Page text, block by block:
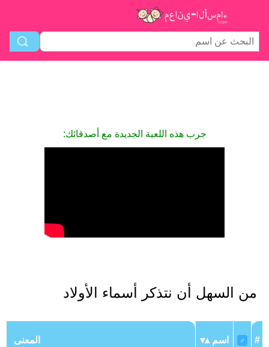
جرب هذه اللعبة الجديدة مع أصدقائك:
من السهل أن نتذكر أسماء الأولاد
#
♂ اسم المعنى